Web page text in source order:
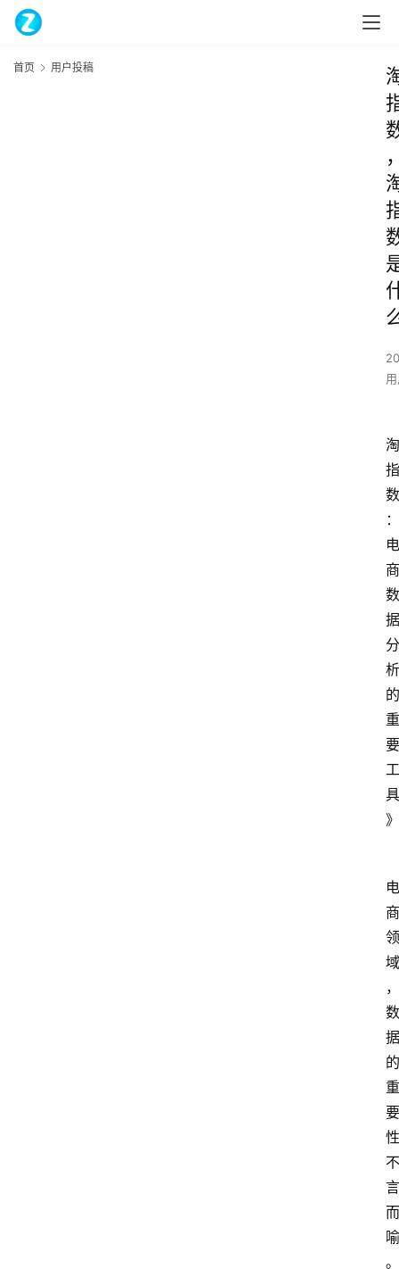
首页 用户投稿
淘
指
数
：
电
商
数
据
分
析
的
重
要
工
具
》
电
商
领
域
，
数
据
的
重
要
性
不
言
而
喻
。